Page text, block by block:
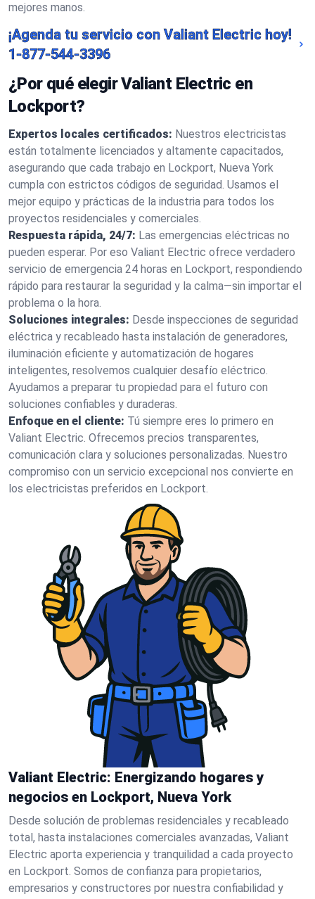
mejores manos.
¡Agenda tu servicio con Valiant Electric hoy!
1-877-544-3396
¿Por qué elegir Valiant Electric en
Lockport?
Expertos locales certificados: Nuestros electricistas
están totalmente licenciados y altamente capacitados,
asegurando que cada trabajo en Lockport, Nueva York
cumpla con estrictos códigos de seguridad. Usamos el
mejor equipo y prácticas de la industria para todos los
proyectos residenciales y comerciales.
Respuesta rápida, 24/7: Las emergencias eléctricas no
pueden esperar. Por eso Valiant Electric ofrece verdadero
servicio de emergencia 24 horas en Lockport, respondiendo
rápido para restaurar la seguridad y la calma—sin importar el
problema o la hora.
Soluciones integrales: Desde inspecciones de seguridad
eléctrica y recableado hasta instalación de generadores,
iluminación eficiente y automatización de hogares
inteligentes, resolvemos cualquier desafío eléctrico.
Ayudamos a preparar tu propiedad para el futuro con
soluciones confiables y duraderas.
Enfoque en el cliente: Tú siempre eres lo primero en
Valiant Electric. Ofrecemos precios transparentes,
comunicación clara y soluciones personalizadas. Nuestro
compromiso con un servicio excepcional nos convierte en
los electricistas preferidos en Lockport.
Valiant Electric: Energizando hogares y
negocios en Lockport, Nueva York
Desde solución de problemas residenciales y recableado
total, hasta instalaciones comerciales avanzadas, Valiant
Electric aporta experiencia y tranquilidad a cada proyecto
en Lockport. Somos de confianza para propietarios,
empresarios y constructores por nuestra confiabilidad y